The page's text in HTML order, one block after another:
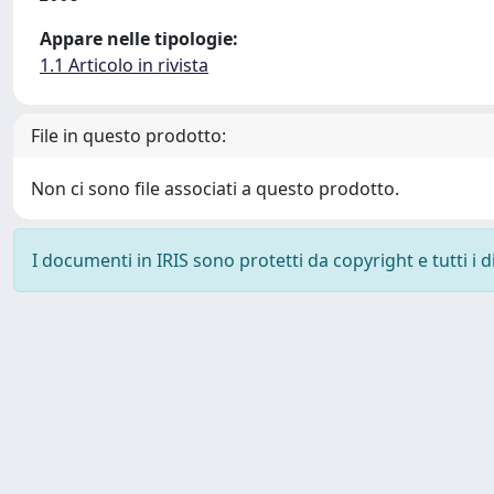
Appare nelle tipologie:
1.1 Articolo in rivista
File in questo prodotto:
Non ci sono file associati a questo prodotto.
I documenti in IRIS sono protetti da copyright e tutti i